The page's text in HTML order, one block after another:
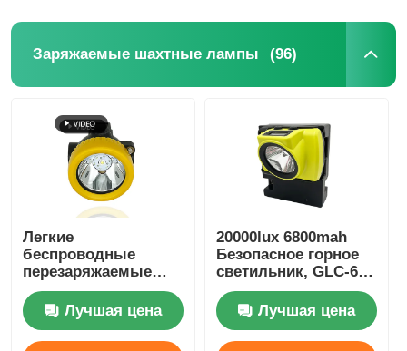
Заряжаемые шахтные лампы (96)
Легкие
беспроводные
перезаряжаемые
шахтные лампы
5000lux 3,7V 2,6Ah
IP67
Лучшая цена
20000lux 6800mah
Безопасное горное
светильник, GLC-6S
IP68 светодиодный
горный шлем
светильник
Лучшая цена